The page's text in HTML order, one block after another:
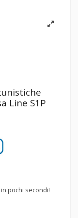
Line S1P
pochi secondi!